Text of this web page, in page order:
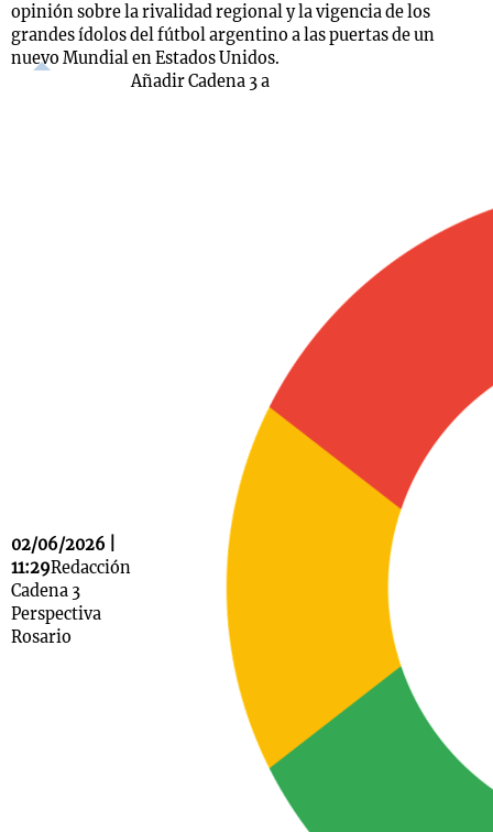
opinión sobre la rivalidad regional y la vigencia de los
grandes ídolos del fútbol argentino a las puertas de un
nuevo Mundial en Estados Unidos.
02/06/2026 |
11:29Redacción
Cadena 3
Perspectiva
Rosario
Añadir Cadena 3 a
La Sole en
Cadena 3